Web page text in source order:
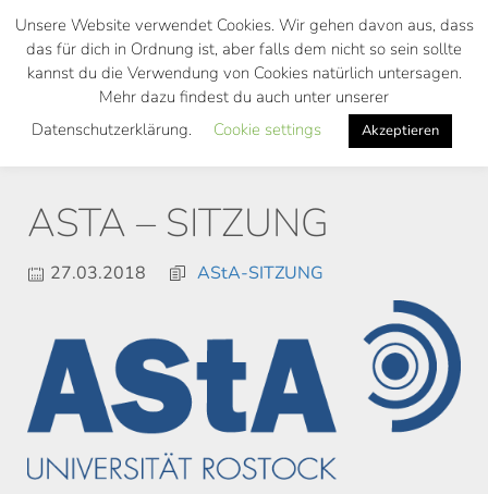
Skip
main
ASTA – SITZUNG
27.03.2018 AStA-SITZUNG
Unsere Website verwendet Cookies. Wir gehen davon aus, dass
das für dich in Ordnung ist, aber falls dem nicht so sein sollte
kannst du die Verwendung von Cookies natürlich untersagen.
Mehr dazu findest du auch unter unserer
Datenschutzerklärung.
Cookie settings Akzeptieren